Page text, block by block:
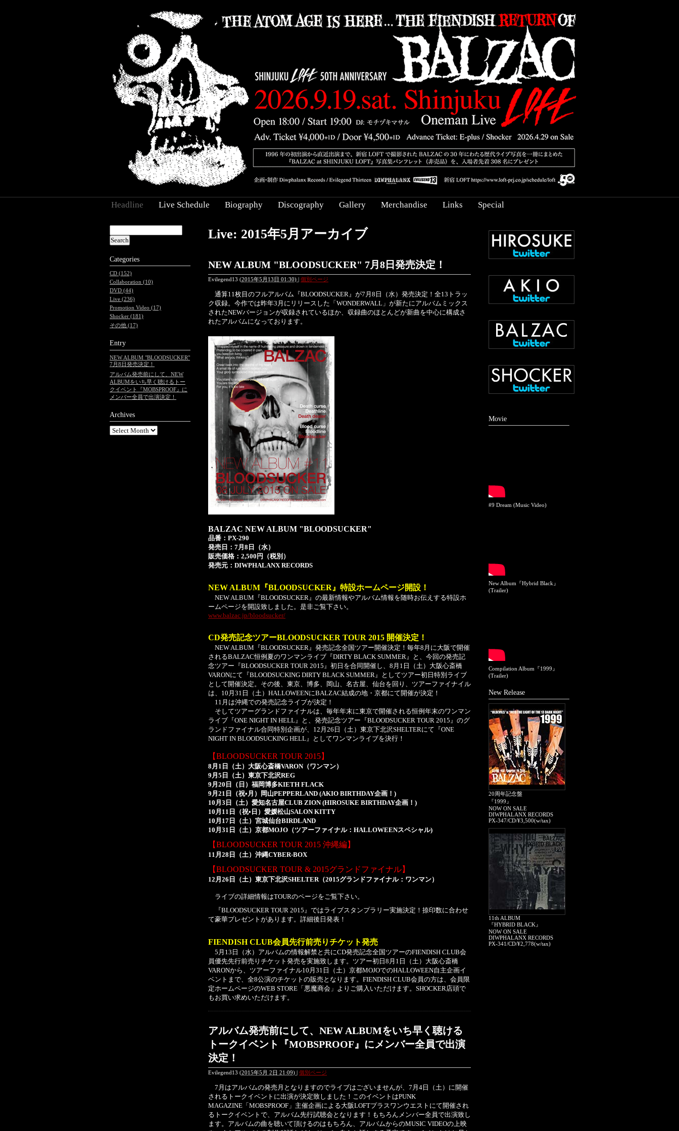
Headline Live Schedule Biography Discography Gallery Merchandise Links Special
Live: 2015年5月アーカイブ
NEW ALBUM "BLOODSUCKER" 7月8日発売決定！
Evilegend13 (2015年5月13日 01:30) | 個別ページ
通算11枚目のフルアルバム『BLOODSUCKER』が7月8日（水）発売決定！全13トラッ
ク収録。今作では昨年3月にリリースした「WONDERWALL」が新たにアルバムミックス
されたNEWバージョンが収録されているほか、収録曲のほとんどが新曲を中心に構成さ
れたアルバムになっております。
BALZAC NEW ALBUM "BLOODSUCKER"
品番：PX-290
発売日：7月8日（水）
販売価格：2,500円（税別）
発売元：DIWPHALANX RECORDS
NEW ALBUM『BLOODSUCKER』特設ホームページ開設！
NEW ALBUM『BLOODSUCKER』の最新情報やアルバム情報を随時お伝えする特設ホ
ームページを開設致しました。是非ご覧下さい。
www.balzac.jp/bloodsucker/
CD発売記念ツアーBLOODSUCKER TOUR 2015 開催決定！
NEW ALBUM『BLOODSUCKER』発売記念全国ツアー開催決定！毎年8月に大阪で開催
されるBALZAC恒例夏のワンマンライブ『DIRTY BLACK SUMMER』と、今回の発売記
念ツアー『BLOODSUCKER TOUR 2015』初日を合同開催し、8月1日（土）大阪心斎橋
VARONにて『BLOODSUCKING DIRTY BLACK SUMMER』としてツアー初日特別ライブ
として開催決定。その後、東京、博多、岡山、名古屋、仙台を回り、ツアーファイナイル
は、10月31日（土）HALLOWEENにBALZAC結成の地・京都にて開催が決定！
11月は沖縄での発売記念ライブが決定！
そしてツアーグランドファイナルは、毎年年末に東京で開催される恒例年末のワンマン
ライブ『ONE NIGHT IN HELL』と、発売記念ツアー『BLOODSUCKER TOUR 2015』のグ
ランドファイナル合同特別企画が、12月26日（土）東京下北沢SHELTERにて『ONE
NIGHT IN BLOODSUCKING HELL』としてワンマンライブを決行！
【BLOODSUCKER TOUR 2015】
8月1日（土）大阪心斎橋VARON（ワンマン）
9月5日（土）東京下北沢REG
9月20日（日）福岡博多KIETH FLACK
9月21日（祝•月）岡山PEPPERLAND (AKIO BIRTHDAY企画！)
10月3日（土）愛知名古屋CLUB ZION (HIROSUKE BIRTHDAY企画！)
10月11日（祝•日）愛媛松山SALON KITTY
10月17日（土）宮城仙台BIRDLAND
10月31日（土）京都MOJO（ツアーファイナル：HALLOWEENスペシャル)
【BLOODSUCKER TOUR 2015 沖縄編】
11月28日（土）沖縄CYBER-BOX
【BLOODSUCKER TOUR & 2015グランドファイナル】
12月26日（土）東京下北沢SHELTER（2015グランドファイナル：ワンマン）
ライブの詳細情報はTOURのページをご覧下さい。
『BLOODSUCKER TOUR 2015』ではライブスタンプラリー実施決定！捺印数に合わせ
て豪華プレゼントがあります。詳細後日発表！
FIENDISH CLUB会員先行前売りチケット発売
5月13日（水）アルバムの情報解禁と共にCD発売記念全国ツアーのFIENDISH CLUB会
員優先先行前売りチケット発売を実施致します。ツアー初日8月1日（土）大阪心斎橋
VARONから、ツアーファイナル10月31日（土）京都MOJOでのHALLOWEEN自主企画イ
ベントまで、全8公演のチケットの販売となります。FIENDISH CLUB会員の方は、会員限
定ホームページのWEB STORE「悪魔商会」よりご購入いただけます。SHOCKER店頭で
もお買い求めいただけます。
アルバム発売前にして、NEW ALBUMをいち早く聴ける
トークイベント『MOBSPROOF』にメンバー全員で出演
決定！
Evilegend13 (2015年5月 2日 21:09) | 個別ページ
7月はアルバムの発売月となりますのでライブはございませんが、7月4日（土）に開催
されるトークイベントに出演が決定致しました！このイベントはPUNK
MAGAZINE「MOBSPROOF」主催企画による大阪LOFTプラスワンウエストにて開催され
るトークイベントで、アルバム先行試聴会となります！もちろんメンバー全員で出演致し
ます。アルバムの曲を聴いて頂けるのはもちろん、アルバムからのMUSIC VIDEOの上映
Categories
CD (152)
Collaboration (10)
DVD (44)
Live (236)
Promotion Video (17)
Shocker (181)
その他 (17)
Entry
NEW ALBUM "BLOODSUCKER"
7月8日発売決定！
アルバム発売前にして、NEW
ALBUMをいち早く聴けるトー
クイベント『MOBSPROOF』に
メンバー全員で出演決定！
Archives
Movie
#9 Dream (Music Video)
New Album『Hybrid Black』
(Trailer)
Compilation Album『1999』
(Trailer)
New Release
20周年記念盤
『1999』
NOW ON SALE
DIWPHALANX RECORDS
PX-347/CD/¥3,500(w/tax)
11th ALBUM
『HYBRID BLACK』
NOW ON SALE
DIWPHALANX RECORDS
PX-341/CD/¥2,778(w/tax)